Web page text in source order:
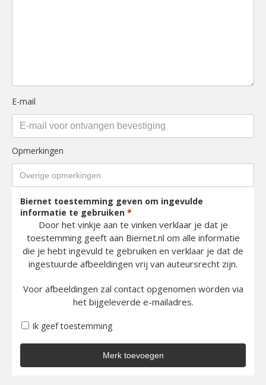
E-mail
Opmerkingen
Biernet toestemming geven om ingevulde
informatie te gebruiken *
Door het vinkje aan te vinken verklaar je dat je
toestemming geeft aan Biernet.nl om alle informatie
die je hebt ingevuld te gebruiken en verklaar je dat de
ingestuurde afbeeldingen vrij van auteursrecht zijn.
Voor afbeeldingen zal contact opgenomen worden via
het bijgeleverde e-mailadres.
Ik geef toestemming